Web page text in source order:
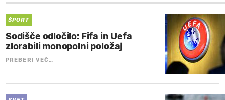
ŠPORT
Sodišče odločilo: Fifa in Uefa
zlorabili monopolni položaj
PREBERI VEČ…